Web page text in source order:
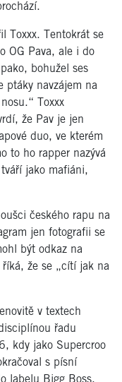
Toxxx. Tentokrát se
OG Pava, ale i do
bohužel ses
ptáky navzájem na
Toxxx
že Pav je jen
duo, ve kterém
to ho rapper nazývá
jako mafiáni,
českého rapu na
jen fotografii se
být odkaz na
říká, že se „cítí jak na
v textech
řadu
kdy jako Supercroo
s písní
labelu Bigg Boss,